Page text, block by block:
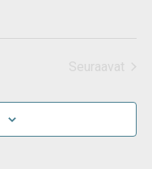
Seuraavat